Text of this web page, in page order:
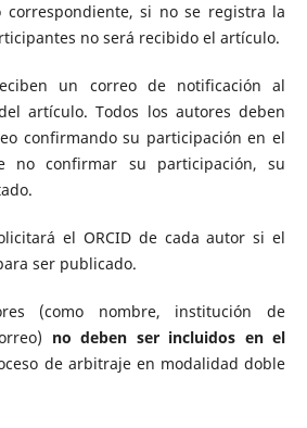
correspondiente, si no se registra la
no será recibido el artículo.
un correo de notificación al
artículo. Todos los autores deben
confirmando su participación en el
no confirmar su participación, su
el ORCID de cada autor si el
ser publicado.
(como nombre, institución de
no deben ser incluidos en el
de arbitraje en modalidad doble